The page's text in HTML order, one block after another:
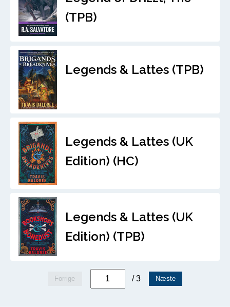
(TPB)
Legends & Lattes (TPB)
Legends & Lattes (UK
Edition) (HC)
Legends & Lattes (UK
Edition) (TPB)
Forrige / 3 Næste